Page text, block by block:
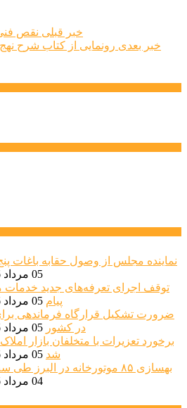
خبر قبلی نقص
خبر بعدی رونمایی از کتاب شرح
نماینده مجلس از وصول حقابه باغات
05 مرداد 1405 - 27 ژوئیه 2026
توقف اجرای تعرفه‌های جدید خدمات
پیام 05 مرداد 1405 - 27 ژوئیه 2026
ضرورت تشکیل قرارگاه فرماندهی
در کشور 05 مرداد 1405 - 27 ژوئیه 2026
شد 05 مرداد 1405 - 27 ژوئیه 2026
بهسازی ۸۵ موتورخانه در البرز طی سه‌ماهه نخست امسال
04 مرداد 1405 - 26 ژوئیه 2026